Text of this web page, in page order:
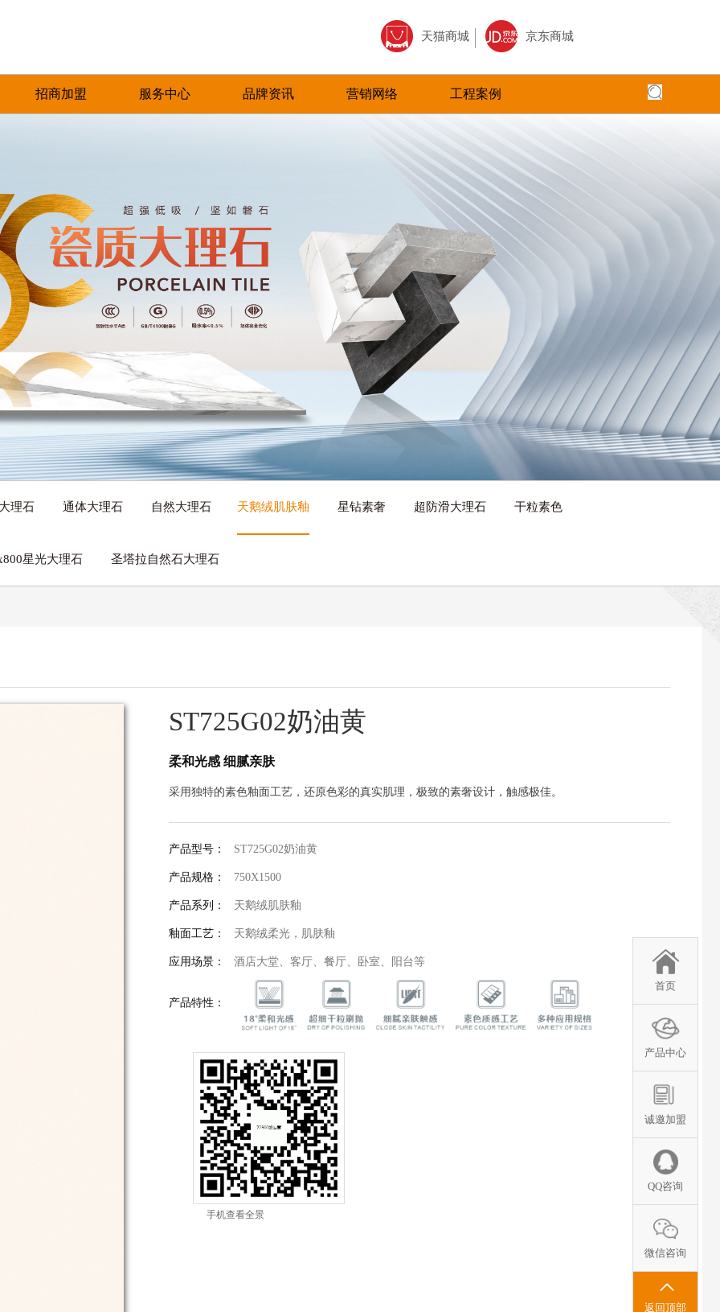
天猫商城 京东商城
塔拉瓷砖一直致力于对品质的严格把控，对
艺技巧的不懈追求，以及对于美的独特领
，旨在为每一位消费者带去美好甜蜜的人居
境。
石、生态大理石、双层瓷抛砖、镜面瓷片等上
招商加盟
合作流程
加盟申请
圣塔拉瓷砖一直秉承以产品品质核心,以全面
的服务方式为保障，形成特有的三大售前、售
中、售后杰出服务体系，得到了广大经销商的
高度认可。
服务中心
人才招聘
热情、全面、快捷，本公司以更加出色的态度
提供优质的服务，赢得了广大客户的高度评价
和信赖。
品牌资讯
圣塔拉瓷砖借助于互联网特性来实现一定营销
目标，品牌资讯在整个品牌传播过程中起着举
足轻重的作用。
营销网络 工程案例
全国工程
首页
产品中心
诚邀加盟
QQ咨询
微信咨询
返回顶部
理石 通体大理石 自然大理石 天鹅绒肌肤釉 星钻素奢 超防滑大理石 干粒素色
星光大理石 圣塔拉自然石大理石
ST725G02奶油黄
柔和光感 细腻亲肤
采用独特的素色釉面工艺，还原色彩的真实肌理，极致的素奢设计，触感极佳。
产品型号： ST725G02奶油黄
产品规格： 750X1500
产品系列： 天鹅绒肌肤釉
釉面工艺： 天鹅绒柔光，肌肤釉
应用场景： 酒店大堂、客厅、餐厅、卧室、阳台等
产品特性：
手机查看全景